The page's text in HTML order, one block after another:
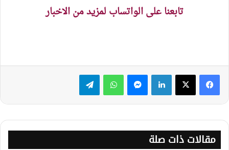
تابعنا على الواتساب لمزيد من الاخبار
لينكدإن ماسنجر واتساب تيلقرام
مقالات ذات صلة